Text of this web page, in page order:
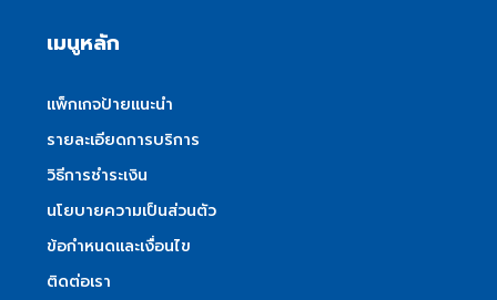
เมนูหลัก
แพ็กเกจป้ายแนะนำ
รายละเอียดการบริการ
วิธีการชำระเงิน
นโยบายความเป็นส่วนตัว
ข้อกำหนดและเงื่อนไข
ติดต่อเรา